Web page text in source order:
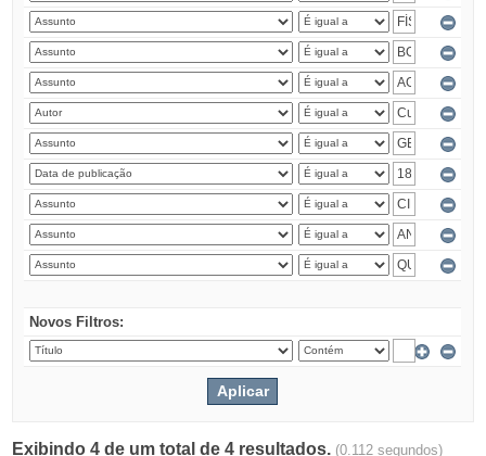
Novos Filtros:
Exibindo 4 de um total de 4 resultados. (0.112 segundos)